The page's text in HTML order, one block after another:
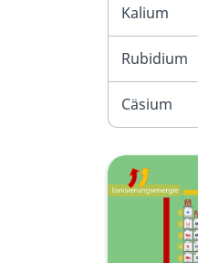
Kalium
Rubidium
Cäsium